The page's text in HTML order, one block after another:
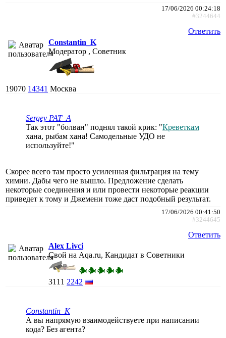
17/06/2026 00:24:18
#3244644
Ответить
Constantin_K
Модератор , Советник
19070 14341 Москва
Sergey PAT_A
Так этот "болван" поднял такой крик: "Креветкам
хана, рыбам хана! Самодельные УДО не
используйте!"
Скорее всего там просто усиленная фильтрация на тему
химии. Дабы чего не вышло. Предложение сделать
некоторые соединения и или провести некоторые реакции
приведет к тому и Джемени тоже даст подобный результат.
17/06/2026 00:41:50
#3244645
Ответить
Alex Livci
Свой на Aqa.ru, Кандидат в Советники
3111 2242
Constantin_K
А вы напрямую взаимодействуете при написании
кода? Без агента?